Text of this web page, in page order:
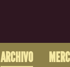
ARCHIVO